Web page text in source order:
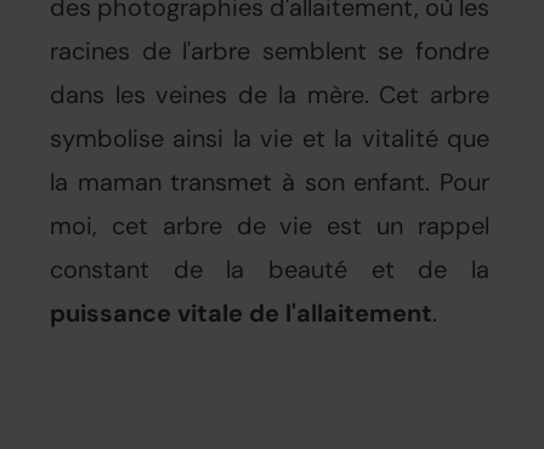
des photographies d'allaitement, où les
racines de l'arbre semblent se fondre
dans les veines de la mère. Cet arbre
symbolise ainsi la vie et la vitalité que
la maman transmet à son enfant. Pour
moi, cet arbre de vie est un rappel
constant de la beauté et de la
puissance vitale de l'allaitement.